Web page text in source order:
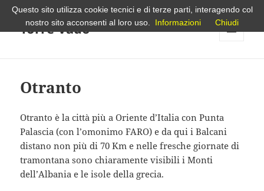
Torre Vado
Otranto
Otranto è la città più a Oriente d’Italia con Punta
Palascia (con l’omonimo FARO) e da qui i Balcani
distano non più di 70 Km e nelle fresche giornate di
tramontana sono chiaramente visibili i Monti
dell’Albania e le isole della grecia.
Questo sito utilizza cookie tecnici e di terze parti, interagendo col
nostro sito acconsenti al loro uso.
Informazioni Chiudi